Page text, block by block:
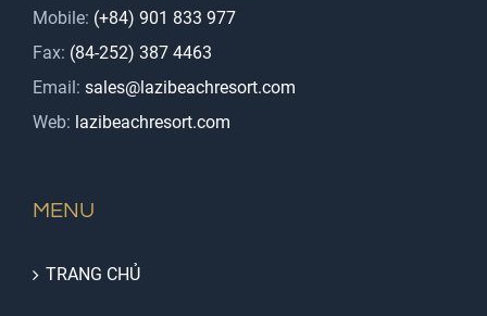
Mobile: (+84) 901 833 977
Fax: (84-252) 387 4463
Email: sales@lazibeachresort.com
Web: lazibeachresort.com
MENU
TRANG CHỦ